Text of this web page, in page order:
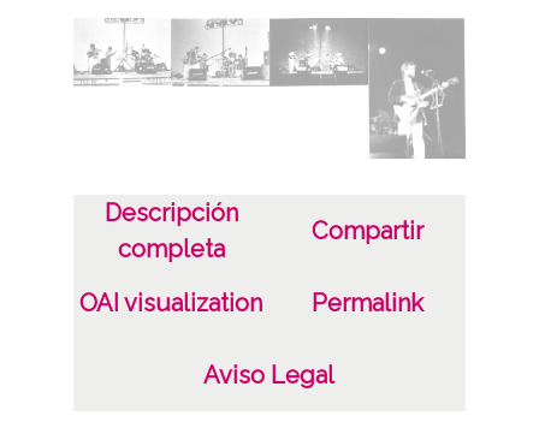
Identificador
ES.01059.ATHA.DIC.PP.02600-02608
Descripción
completa
Compartir
OAI visualization Permalink
Aviso Legal